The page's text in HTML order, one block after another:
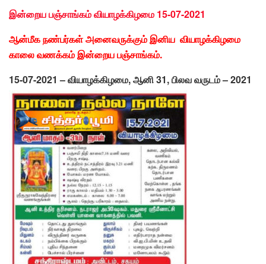
இன்றைய பஞ்சாங்கம் வியாழக்கிழமை 15-07-2021
ஆன்மீக நண்பர்கள் அனைவருக்கும் இனிய வியாழக்கிழமை
காலை வணக்கம் இன்றைய பஞ்சாங்கம்.
15-07-2021 – வியாழக்கிழமை, ஆனி 31, பிலவ வருடம் – 2021